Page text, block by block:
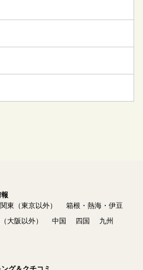
東（東京以外）
箱根・熱海・伊豆
大阪以外） 中国 四国
九州